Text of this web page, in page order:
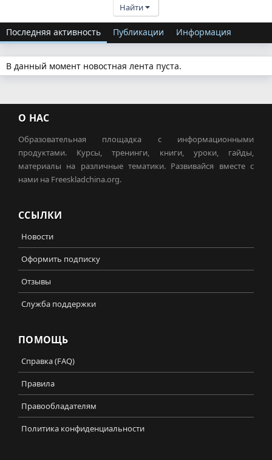
Найти
Последняя активность Публикации Информация
В данный момент новостная лента пуста.
О НАС
Образовательная площадка с информационными
продуктами. Курсы, тренинги, книги, уроки, гайды,
материалы на различные тематики. Развивайся вместе с
нами на Freeskladchina.org.
ССЫЛКИ
Новости
Оформить подписку
Отзывы
Служба поддержки
ПОМОЩЬ
Справка (FAQ)
Правила
Правообладателям
Политика конфиденциальности